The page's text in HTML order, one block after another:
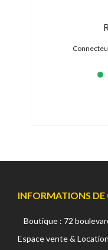
INFORMATIONS
Boutique : 72
Espace vente &